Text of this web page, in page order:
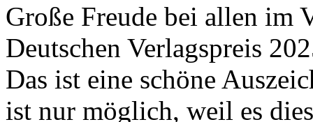
Große Freude bei allen im
Deutschen Verlagspreis
Das ist eine schöne
ist nur möglich, weil es